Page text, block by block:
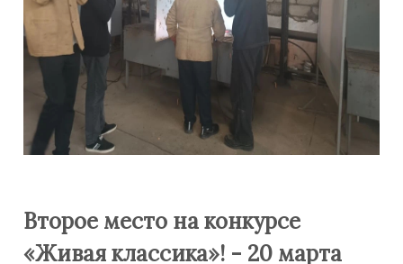
Второе место на конкурсе
«Живая классика»! - 20 марта